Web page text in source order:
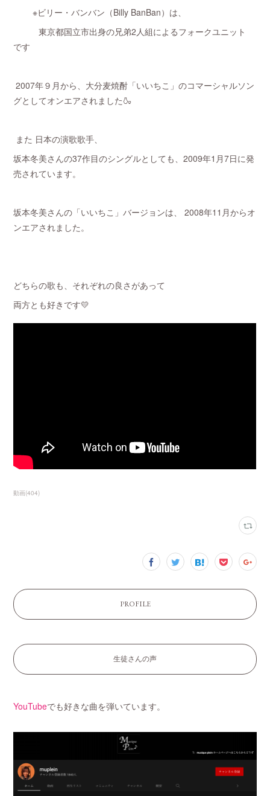
※ビリー・バンバン（Billy BanBan）は、
東京都国立市出身の兄弟2人組によるフォークユニット
です
2007年９月から、大分麦焼酎「いいちこ」のコマーシャルソン
グとしてオンエアされました🍶
また 日本の演歌歌手、
坂本冬美さんの37作目のシングルとしても、2009年1月7日に発
売されています。
坂本冬美さんの「いいちこ」バージョンは、 2008年11月からオ
ンエアされました。
どちらの歌も、それぞれの良さがあって
両方とも好きです💛
動画(404)
PROFILE
生徒さんの声
YouTubeでも好きな曲を弾いています。